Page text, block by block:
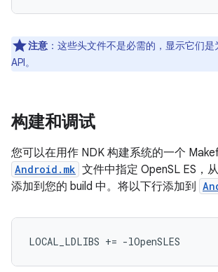
注意 ：这些头文件不是必需的，显示它们
API。
构建和调试
您可以在用作 NDK 构建系统的一个
Android.mk 文件中指定 OpenSL ES，
添加到您的 build 中。将以下行添加到